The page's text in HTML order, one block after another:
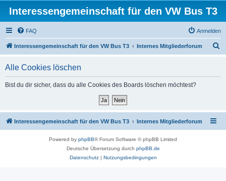
Interessengemeinschaft für den VW Bus T3
FAQ Anmelden
Interessengemeinschaft für den VW Bus T3 Internes Mitgliederforum
Alle Cookies löschen
Bist du dir sicher, dass du alle Cookies des Boards löschen möchtest?
Interessengemeinschaft für den VW Bus T3 Internes Mitgliederforum
Powered by phpBB® Forum Software © phpBB Limited
Deutsche Übersetzung durch phpBB.de
Datenschutz| Nutzungsbedingungen